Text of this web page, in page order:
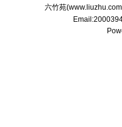
六竹苑(www.liuzhu.com